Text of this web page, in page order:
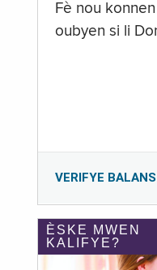
Fè nou
oubyen si li
VERIFYE
ÈSKE MWEN
KALIFYE?